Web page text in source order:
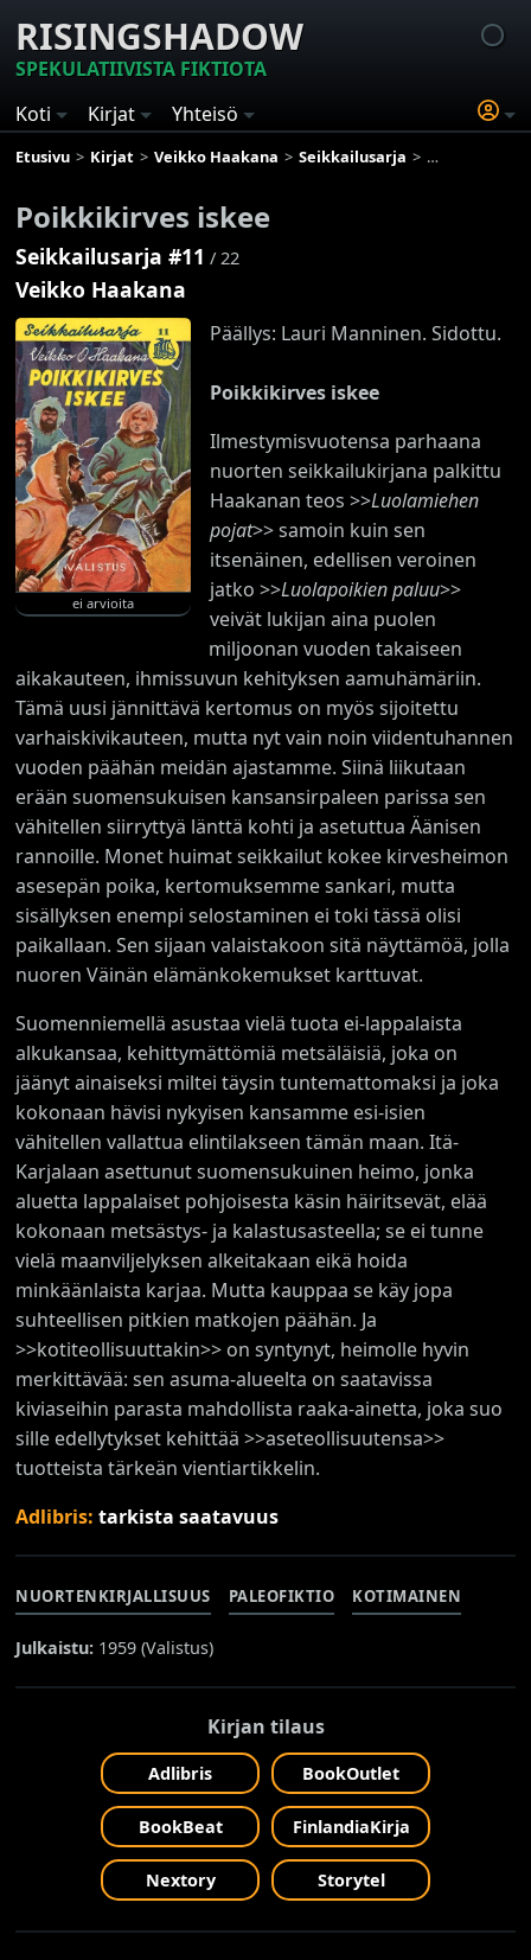
RISINGSHADOW
SPEKULATIIVISTA FIKTIOTA
Koti
Kirjat Yhteisö
Etusivu Kirjat Veikko Haakana Seikkailusarja Poikkikirves
Poikkikirves iskee
Seikkailusarja #11 / 22
Veikko Haakana
ei arvioita
Päällys: Lauri Manninen. Sidottu.
Poikkikirves iskee
Ilmestymisvuotensa parhaana
nuorten seikkailukirjana palkittu
Haakanan teos >>Luolamiehen
pojat>> samoin kuin sen
itsenäinen, edellisen veroinen
jatko >>Luolapoikien paluu>>
veivät lukijan aina puolen
miljoonan vuoden takaiseen
aikakauteen, ihmissuvun kehityksen aamuhämäriin.
Tämä uusi jännittävä kertomus on myös sijoitettu
varhaiskivikauteen, mutta nyt vain noin viidentuhannen
vuoden päähän meidän ajastamme. Siinä liikutaan
erään suomensukuisen kansansirpaleen parissa sen
vähitellen siirryttyä länttä kohti ja asetuttua Äänisen
rannoille. Monet huimat seikkailut kokee kirvesheimon
asesepän poika, kertomuksemme sankari, mutta
sisällyksen enempi selostaminen ei toki tässä olisi
paikallaan. Sen sijaan valaistakoon sitä näyttämöä, jolla
nuoren Väinän elämänkokemukset karttuvat.
Suomenniemellä asustaa vielä tuota ei-lappalaista
alkukansaa, kehittymättömiä metsäläisiä, joka on
jäänyt ainaiseksi miltei täysin tuntemattomaksi ja joka
kokonaan hävisi nykyisen kansamme esi-isien
vähitellen vallattua elintilakseen tämän maan. Itä-
Karjalaan asettunut suomensukuinen heimo, jonka
aluetta lappalaiset pohjoisesta käsin häiritsevät, elää
kokonaan metsästys- ja kalastusasteella; se ei tunne
vielä maanviljelyksen alkeitakaan eikä hoida
minkäänlaista karjaa. Mutta kauppaa se käy jopa
suhteellisen pitkien matkojen päähän. Ja
>>kotiteollisuuttakin>> on syntynyt, heimolle hyvin
merkittävää: sen asuma-alueelta on saatavissa
kiviaseihin parasta mahdollista raaka-ainetta, joka suo
sille edellytykset kehittää >>aseteollisuutensa>>
tuotteista tärkeän vientiartikkelin.
Adlibris:tarkista saatavuus
NUORTENKIRJALLISUUS PALEOFIKTIO KOTIMAINEN
Julkaistu: 1959 (Valistus)
Kirjan tilaus
Adlibris BookOutlet
BookBeat FinlandiaKirja
Nextory Storytel